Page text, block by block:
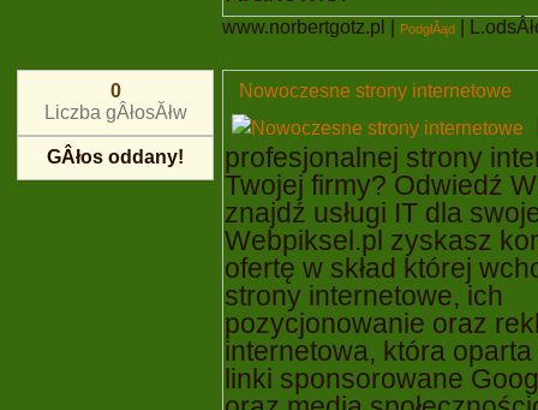
www.norbertgotz.pl PodglÂąd |
0
Liczba gÂłosĂłw
GÂłos oddany!
Nowoczesne strony internetowe
profesjonalnej strony
Twojej firmy? Odwiedź
znajdź usługi IT dla
Webpiksel.pl zyskasz
ofertę w skład której
strony internetowe, ich
pozycjonowanie oraz
internetowa, która
linki sponsorowane